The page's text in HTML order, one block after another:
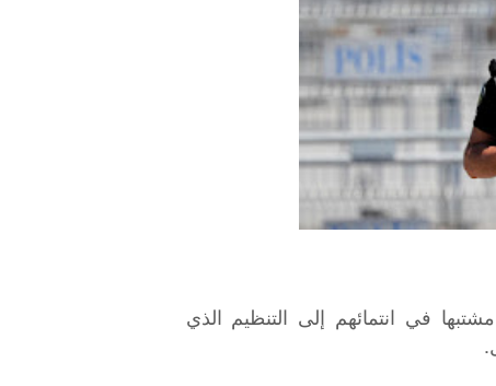
السلطات التركية، اليوم الثلاثاء، القبض على 23 مشتبها في انتمائهم إلى التنظيم الذي